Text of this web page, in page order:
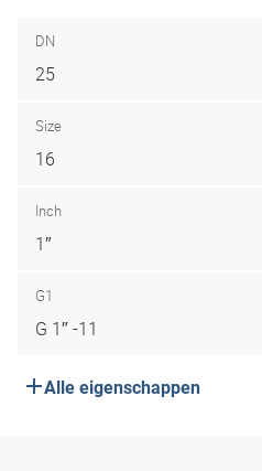
DN
25
Size
16
Inch
1″
G1
G 1″ -11
Alle eigenschappen